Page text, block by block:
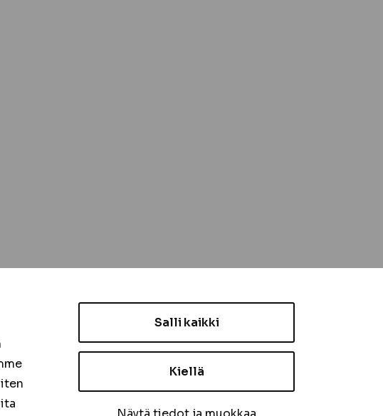
Salli kaikki
Kiellä